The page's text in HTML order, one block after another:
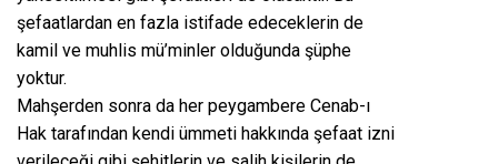
şefaatlardan en fazla istifade edeceklerin de
kamil ve muhlis mü’minler olduğunda şüphe
yoktur.
Mahşerden sonra da her peygambere Cenab-ı
Hak tarafından kendi ümmeti hakkında şefaat izni